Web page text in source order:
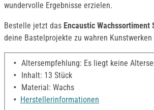
wundervolle Ergebnisse erzielen.
Bestelle jetzt das Encaustic Wachssortiment
deine Bastelprojekte zu wahren Kunstwerken
Altersempfehlung: Es liegt keine
Inhalt: 13 Stück
Material: Wachs
Herstellerinformationen